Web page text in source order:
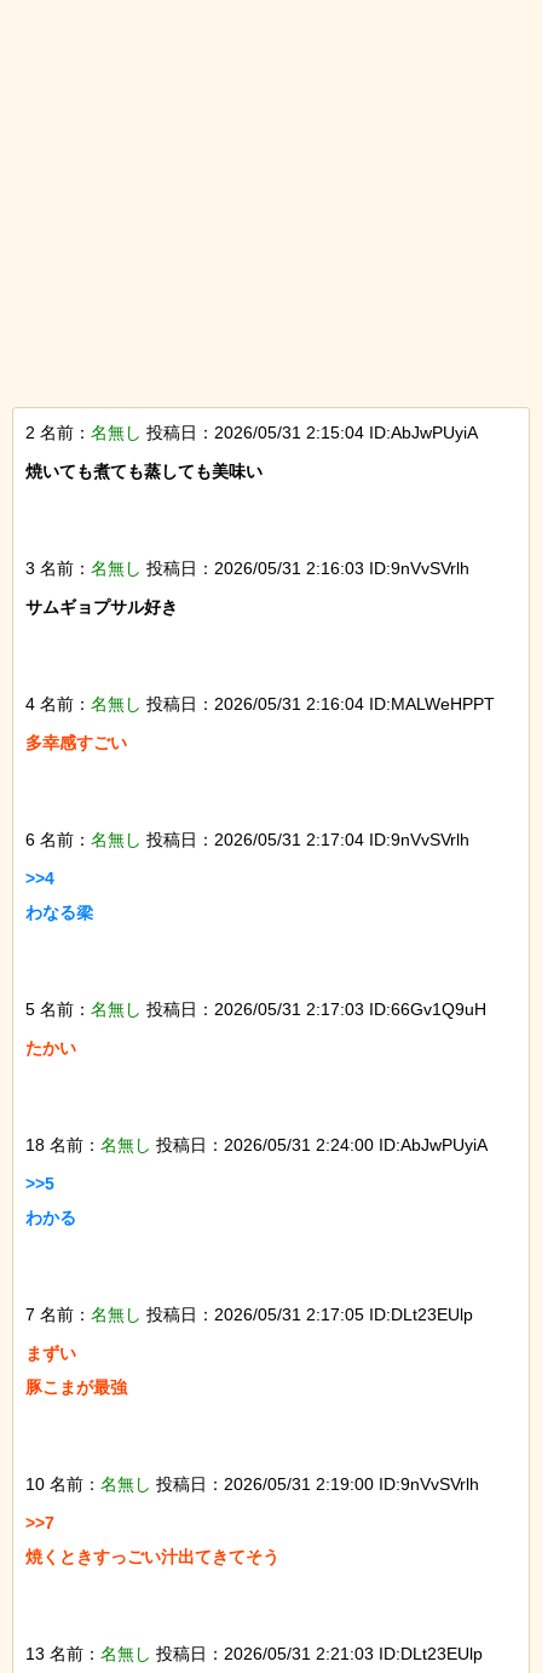
2 名前： 名無し 投稿日：2026/05/31 2:15:04 ID:AbJwPUyiA
焼いても煮ても蒸しても美味い
3 名前： 名無し 投稿日：2026/05/31 2:16:03 ID:9nVvSVrlh
サムギョプサル好き
4 名前： 名無し 投稿日：2026/05/31 2:16:04 ID:MALWeHPPT
多幸感すごい
6 名前： 名無し 投稿日：2026/05/31 2:17:04 ID:9nVvSVrlh
>>4
わなる梁
5 名前： 名無し 投稿日：2026/05/31 2:17:03 ID:66Gv1Q9uH
たかい
18 名前： 名無し 投稿日：2026/05/31 2:24:00 ID:AbJwPUyiA
>>5
わかる
7 名前： 名無し 投稿日：2026/05/31 2:17:05 ID:DLt23EUlp
まずい
豚こまが最強
10 名前： 名無し 投稿日：2026/05/31 2:19:00 ID:9nVvSVrlh
>>7
焼くときすっごい汁出てきてそう
13 名前： 名無し 投稿日：2026/05/31 2:21:03 ID:DLt23EUlp